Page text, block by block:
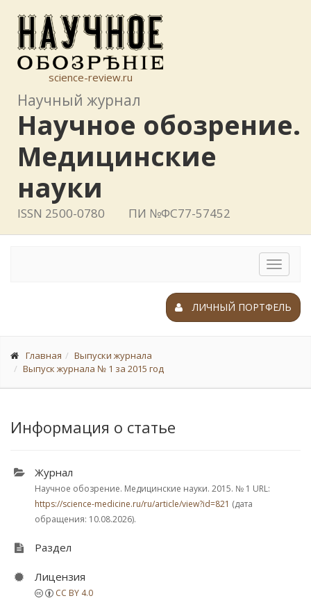
science-review.ru
Научный журнал
Научное обозрение.
Медицинские
науки
ISSN 2500-0780 ПИ №ФС77-57452
Toggle
ЛИЧНЫЙ ПОРТФЕЛЬ
Главная
Выпуски журнала
Выпуск журнала № 1 за 2015 год
Информация о статье
Журнал
Научное обозрение. Медицинские науки. 2015. № 1 URL:
https://science-medicine.ru/ru/article/view?id=821 (дата
обращения: 10.08.2026).
Раздел
Лицензия
CC BY 4.0